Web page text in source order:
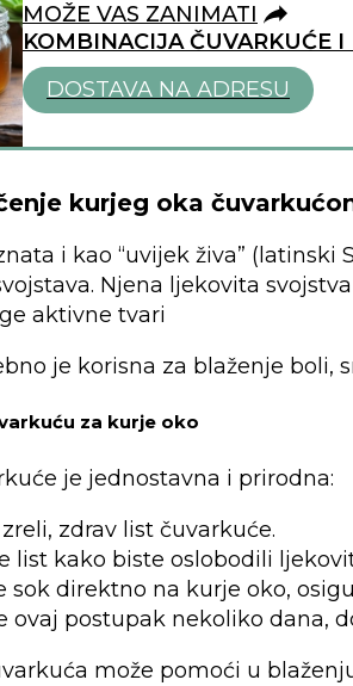
MOŽE VAS ZANIMATI
KOMBINACIJA ČUVARKUĆE I
DOSTAVA NA ADRESU
kurjeg oka
i kao “uvijek živa”
Njena ljekovita
aktivne tvari
je korisna za blaženje
za kurje oko
je jednostavna i prirodna:
zdrav list čuvarkuće.
list kako biste oslobodili
sok direktno na kurje oko,
ovaj postupak nekoliko dana,
može pomoći u